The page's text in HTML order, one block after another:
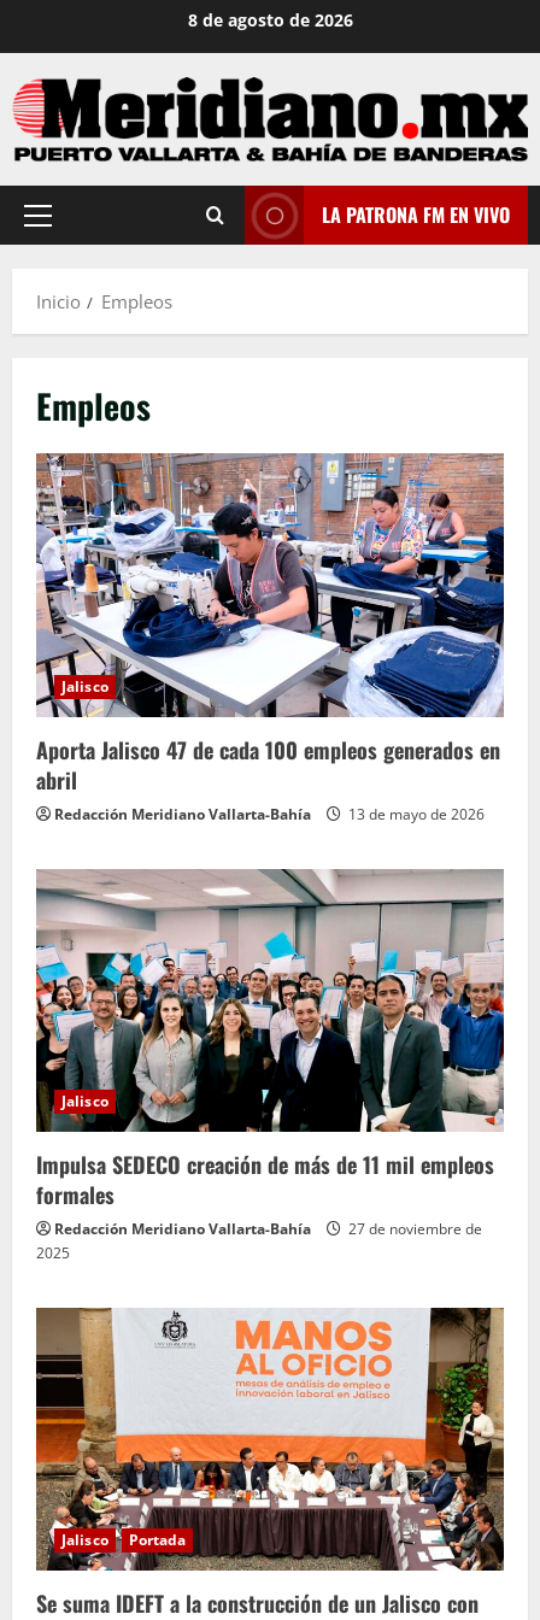
contenido
8 de agosto de 2026
Menú
LA PATRONA FM EN VIVO
Inicio Empleos
Empleos
Jalisco
Aporta Jalisco 47 de cada 100 empleos generados en
abril
Redacción Meridiano Vallarta-Bahía 13 de mayo de 2026
Jalisco
Impulsa SEDECO creación de más de 11 mil empleos
formales
Redacción Meridiano Vallarta-Bahía
27 de noviembre de
2025
Jalisco Portada
Se suma IDEFT a la construcción de un Jalisco con